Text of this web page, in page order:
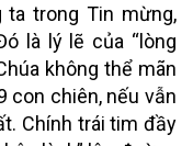
ta trong Tin mừng,
là lý lẽ của “lòng
không thể mãn
con chiên, nếu vẫn
Chính trái tim đầy